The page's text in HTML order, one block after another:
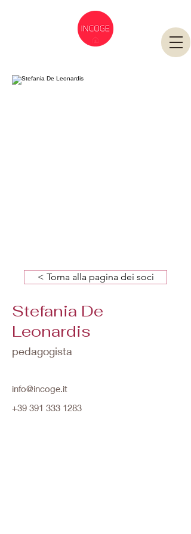
< Torna alla pagina dei soci
Stefania De
Leonardis
pedagogista
info@incoge.it
+39 391 333 1283